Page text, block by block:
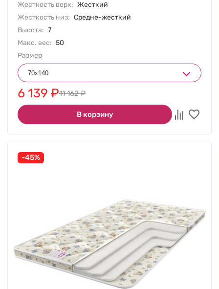
Жесткость верх: Жесткий
Жесткость низ: Средне-жесткий
Высота: 7
Макс. вес: 50
Размер
6 139 ₽11 162₽
В корзину
-45%